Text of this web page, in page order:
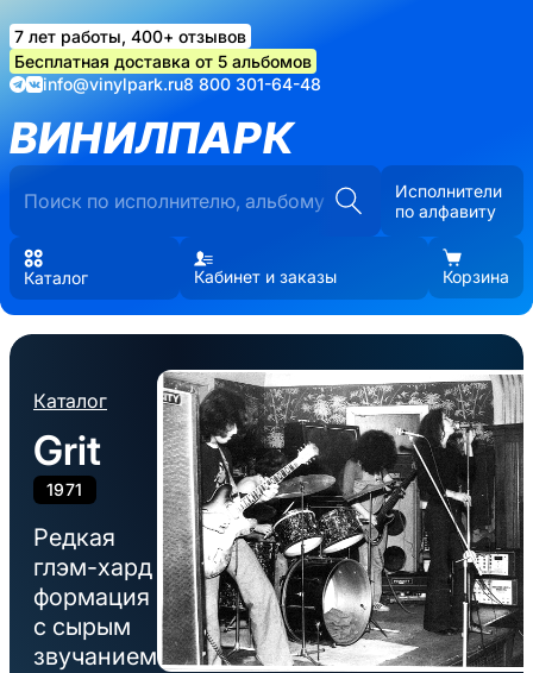
7 лет работы, 400+ отзывов
Бесплатная доставка от 5 альбомов
info@vinylpark.ru8 800 301-64-48
ВИНИЛПАРК
Исполнители
по алфавиту
Каталог Кабинет и заказы Корзина
Каталог
Grit
1971
Редкая
глэм-хард
формация
с сырым
звучанием